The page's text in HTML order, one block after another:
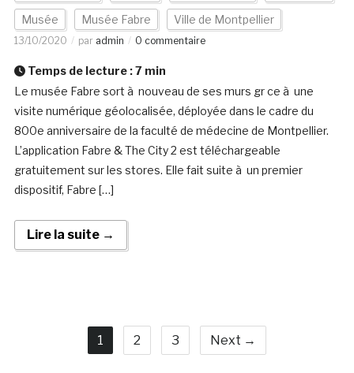
Musée Musée Fabre Ville de Montpellier
13/10/2020 par admin 0 commentaire
Temps de lecture :7 min
Le musée Fabre sort à nouveau de ses murs gr ce à une
visite numérique géolocalisée, déployée dans le cadre du
800e anniversaire de la faculté de médecine de Montpellier.
L’application Fabre & The City 2 est téléchargeable
gratuitement sur les stores. Elle fait suite à un premier
dispositif, Fabre […]
Lire la suite →
1 2 3 Next →